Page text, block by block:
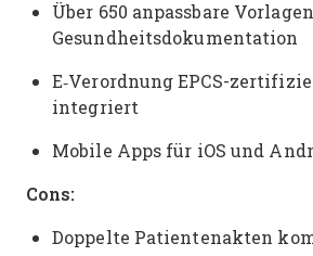
Über 650 anpassbare
Gesundheitsdokumentation
E‑Verordnung EPCS-
integriert
Mobile Apps für iOS und
Cons:
Doppelte Patientenakten